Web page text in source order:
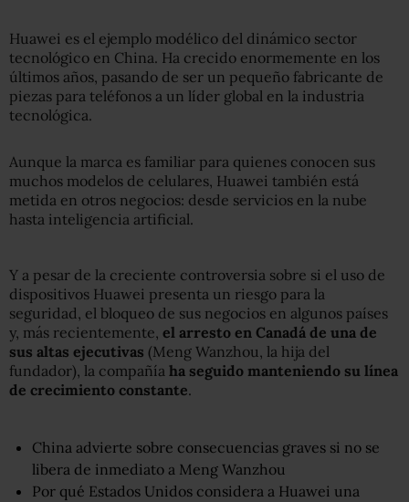
Huawei es el ejemplo modélico del dinámico sector
tecnológico en China. Ha crecido enormemente en los
últimos años, pasando de ser un pequeño fabricante de
piezas para teléfonos a un líder global en la industria
tecnológica.
Aunque la marca es familiar para quienes conocen sus
muchos modelos de celulares, Huawei también está
metida en otros negocios: desde servicios en la nube
hasta inteligencia artificial.
Y a pesar de la creciente controversia sobre si el uso de
dispositivos Huawei presenta un riesgo para la
seguridad, el bloqueo de sus negocios en algunos países
y, más recientemente, el arresto en Canadá de una de
sus altas ejecutivas (Meng Wanzhou, la hija del
fundador), la compañía ha seguido manteniendo su línea
de crecimiento constante.
China advierte sobre consecuencias graves si no se
libera de inmediato a Meng Wanzhou
Por qué Estados Unidos considera a Huawei una